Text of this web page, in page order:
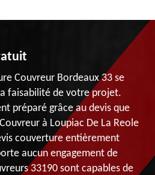
Couvreur Bordeaux 33 se
faisabilité de votre projet.
préparé grâce au devis que
à Loupiac De La Reole
couverture entièrement
aucun engagement de
33190 sont capables de